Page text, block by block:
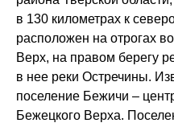
в 130 километрах к
расположен на отрогах
Верх, на правом берегу
в нее реки Остречины.
поселение Бежичи –
Бежецкого Верха.